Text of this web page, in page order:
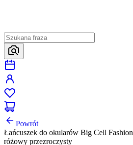
Powrót
Łańcuszek do okularów Big Cell Fashion
różowy przezroczysty